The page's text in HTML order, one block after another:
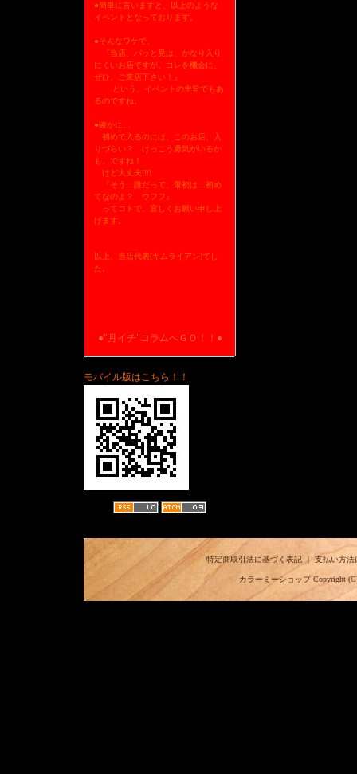
●簡単に言いますと、以上のような
イベントとなっております。
●そんなワケで、
『当店、パッと見は、かなり入り
にくいお店ですが、コレを機会に、
ぜひ、ご来店下さい！』
という、イベントの主旨でもあ
るのですね。
●確かに…
初めて入るのには、このお店、入
りづらい？ けっこう勇気がいるか
も、ですね！
けど大丈夫!!!!
『そう…誰だって、最初は…初め
てなのよ？ ウフフ』
ってコトで、宜しくお願い申し上
げます。
以上、当店代表[キムライアン]でし
た。
●"月イチ"コラムへＧＯ！！●
モバイル版はこちら！！
特定商取引法に基づく表記｜支払い方法
カラーミーショップCopyright